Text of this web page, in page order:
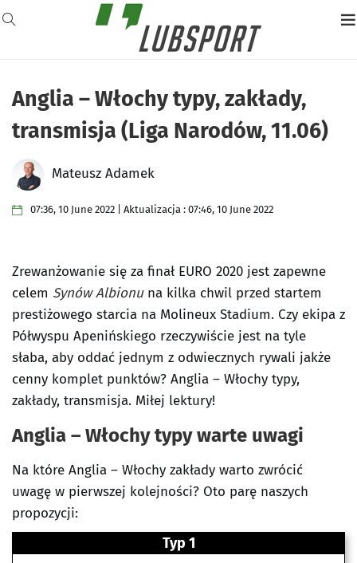
Anglia – Włochy typy, zakłady,
transmisja (Liga Narodów, 11.06)
Mateusz Adamek
07:36, 10 June 2022 | Aktualizacja : 07:46, 10 June 2022
Zrewanżowanie się za finał EURO 2020 jest zapewne
celem Synów Albionuna kilka chwil przed startem
prestiżowego starcia na Molineux Stadium. Czy ekipa z
Półwyspu Apenińskiego rzeczywiście jest na tyle
słaba, aby oddać jednym z odwiecznych rywali jakże
cenny komplet punktów? Anglia – Włochy typy,
zakłady, transmisja. Miłej lektury!
Anglia – Włochy typy warte uwagi
Na które Anglia – Włochy zakłady warto zwrócić
uwagę w pierwszej kolejności? Oto parę naszych
propozycji:
Typ 1